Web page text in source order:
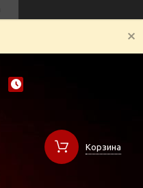
Корзина